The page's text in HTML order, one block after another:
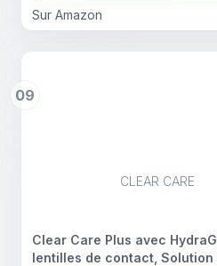
Sur Amazon
09
CLEAR CARE
Clear Care Plus avec
lentilles de contact,